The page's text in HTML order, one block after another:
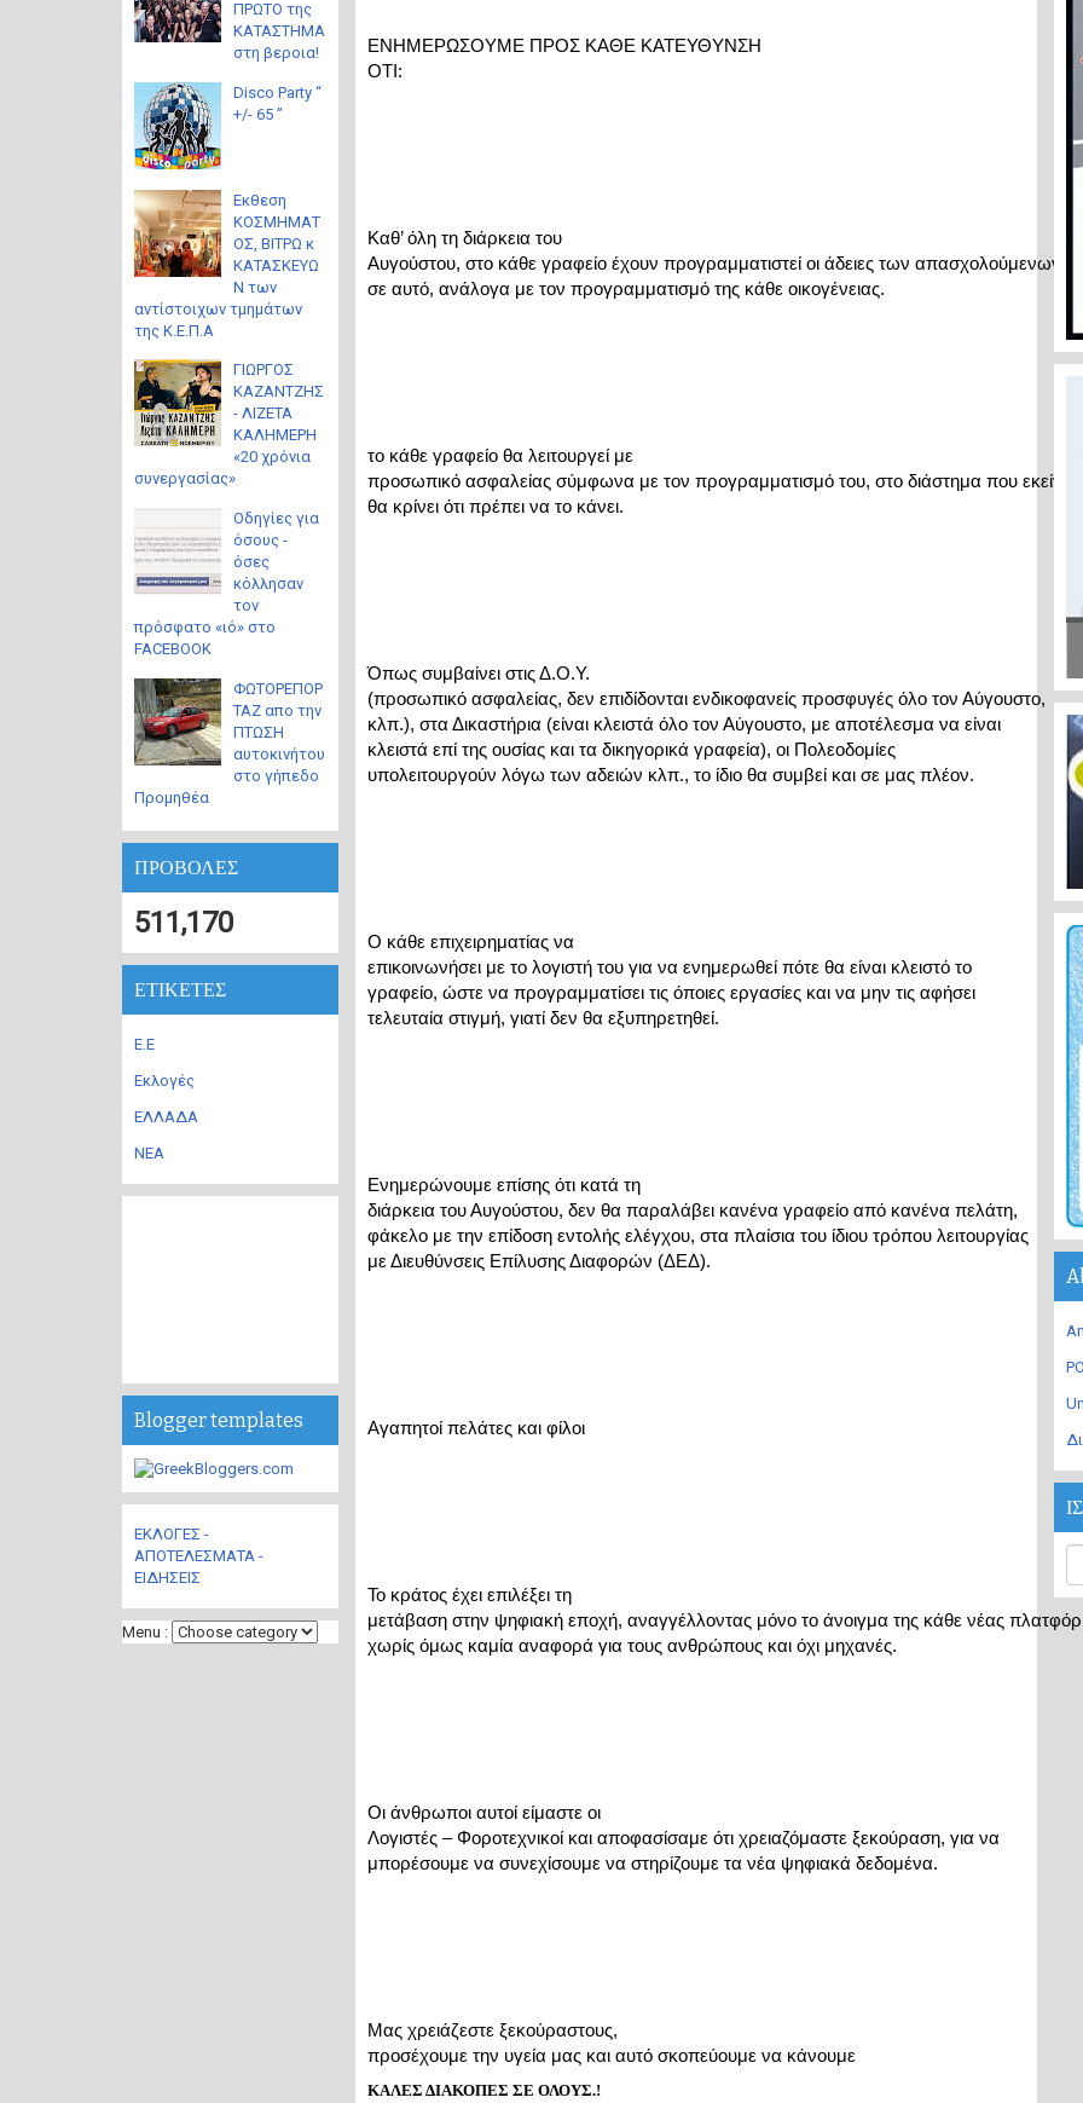
ΕΝΗΜΕΡΩΣΟΥΜΕ ΠΡΟΣ ΚΑΘΕ ΚΑΤΕΥΘΥΝΣΗ
ΟΤΙ:
Καθ’ όλη τη διάρκεια του
Αυγούστου, στο κάθε γραφείο έχουν προγραμματιστεί οι άδειες των απασχολούμενων
σε αυτό, ανάλογα με τον προγραμματισμό της κάθε οικογένειας.
το κάθε γραφείο θα λειτουργεί με
προσωπικό ασφαλείας σύμφωνα με τον προγραμματισμό του, στο διάστημα που εκείνο
θα κρίνει ότι πρέπει να το κάνει.
Όπως συμβαίνει στις Δ.Ο.Υ.
(προσωπικό ασφαλείας, δεν επιδίδονται ενδικοφανείς προσφυγές όλο τον Αύγουστο,
κλπ.), στα Δικαστήρια (είναι κλειστά όλο τον Αύγουστο, με αποτέλεσμα να είναι
κλειστά επί της ουσίας και τα δικηγορικά γραφεία), οι Πολεοδομίες
υπολειτουργούν λόγω των αδειών κλπ., το ίδιο θα συμβεί και σε μας πλέον.
Ο κάθε επιχειρηματίας να
επικοινωνήσει με το λογιστή του για να ενημερωθεί πότε θα είναι κλειστό το
γραφείο, ώστε να προγραμματίσει τις όποιες εργασίες και να μην τις αφήσει
τελευταία στιγμή, γιατί δεν θα εξυπηρετηθεί.
Ενημερώνουμε επίσης ότι κατά τη
διάρκεια του Αυγούστου, δεν θα παραλάβει κανένα γραφείο από κανένα πελάτη,
φάκελο με την επίδοση εντολής ελέγχου, στα πλαίσια του ίδιου τρόπου λειτουργίας
με Διευθύνσεις Επίλυσης Διαφορών (ΔΕΔ).
Αγαπητοί πελάτες και φίλοι
Το κράτος έχει επιλέξει τη
μετάβαση στην ψηφιακή εποχή, αναγγέλλοντας μόνο το άνοιγμα της κάθε νέας
χωρίς όμως καμία αναφορά για τους ανθρώπους και όχι μηχανές.
Οι άνθρωποι αυτοί είμαστε οι
Λογιστές – Φοροτεχνικοί και αποφασίσαμε ότι χρειαζόμαστε ξεκούραση, για να
μπορέσουμε να συνεχίσουμε να στηρίζουμε τα νέα ψηφιακά δεδομένα.
Μας χρειάζεστε ξεκούραστους,
προσέχουμε την υγεία μας και αυτό σκοπεύουμε να κάνουμε
ΚΑΛΕΣ ΔΙΑΚΟΠΕΣ ΣΕ ΟΛΟΥΣ.!
ΠΡΩΤΟ της
ΚΑΤΑΣΤΗΜΑ
στη βεροια!
Disco Party “
+/- 65 ”
Eκθεση
ΚΟΣΜΗΜΑΤ
ΟΣ, ΒΙΤΡΩ κ
ΚΑΤΑΣΚΕΥΩ
Ν των
αντίστοιχων τμημάτων
της Κ.Ε.Π.Α
ΓΙΩΡΓΟΣ
ΚΑΖΑΝΤΖΗΣ
- ΛΙΖΕΤΑ
ΚΑΛΗΜΕΡΗ
«20 χρόνια
συνεργασίας»
Οδηγίες για
όσους -
όσες
κόλλησαν
τον
πρόσφατο «ιό» στο
FACEBOOK
ΦΩΤΟΡΕΠΟΡ
ΤΑΖ απο την
ΠΤΩΣΗ
αυτοκινήτου
στο γήπεδο
Προμηθέα
ΠΡΟΒΟΛΕΣ
511,170
ΕΤΙΚΕΤΕΣ
Ε.Ε
Εκλογές
ΕΛΛΑΔΑ
ΝΕΑ
Blogger templates
ΕΚΛΟΓΕΣ -
ΑΠΟΤΕΛΕΣΜΑΤΑ -
ΕΙΔΗΣΕΙΣ
Menu :